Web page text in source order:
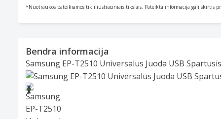
*Nuotraukos pateikiamos tik iliustraciniais tikslais. Pateikta informacija gali skirtis
Bendra informacija
Samsung EP-T2510 Universalus Juoda USB
Slide 1 of 4
❮
❯